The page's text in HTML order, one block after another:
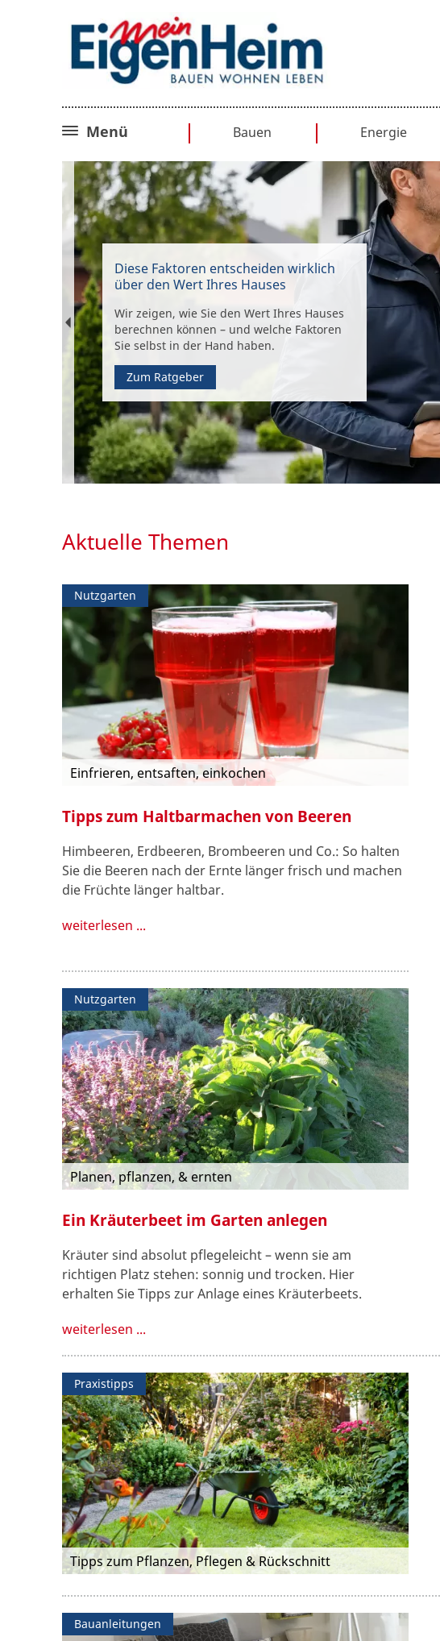
Menü Bauen
Bauplanung
Baurecht
Sanieren
Umbauen
Energie
Heizen
Solar
Dämmen
Diese Faktoren entscheiden wirklich
über den Wert Ihres Hauses
Wir zeigen, wie Sie den Wert Ihres Hauses
berechnen können – und welche Faktoren
Sie selbst in der Hand haben.
Zum Ratgeber
Aktuelle Themen
Nutzgarten
Einfrieren, entsaften, einkochen
Tipps zum Haltbarmachen von Beeren
Himbeeren, Erdbeeren, Brombeeren und Co.: So halten
Sie die Beeren nach der Ernte länger frisch und machen
die Früchte länger haltbar.
weiterlesen ...
Nutzgarten
Planen, pflanzen, & ernten
Ein Kräuterbeet im Garten anlegen
Kräuter sind absolut pflegeleicht – wenn sie am
richtigen Platz stehen: sonnig und trocken. Hier
erhalten Sie Tipps zur Anlage eines Kräuterbeets.
weiterlesen ...
Praxistipps
Tipps zum Pflanzen, Pflegen & Rückschnitt
Bauanleitungen